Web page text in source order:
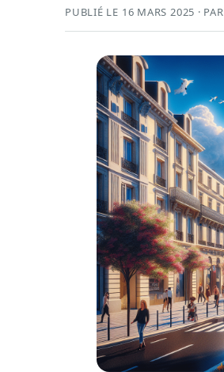
PUBLIÉ LE 16 MARS 2025 ·